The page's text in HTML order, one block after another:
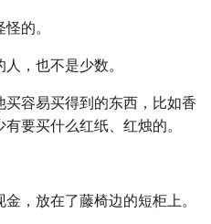
的。
，也不是少数。
容易买得到的东西，比如香
要买什么红纸、红烛的。
，放在了藤椅边的短柜上。